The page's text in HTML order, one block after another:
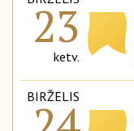
23
ketv.
BIRŽELIS